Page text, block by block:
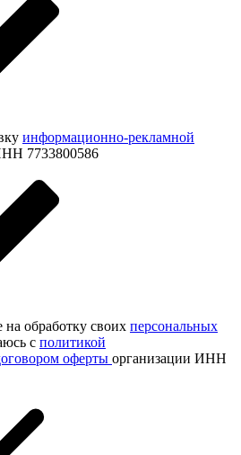
информационно-рекламной
7733800586
на обработку своих персональных
с политикой
оферты организации ИНН